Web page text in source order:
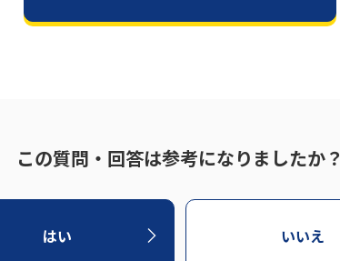
この質問・回答は参考になりましたか？
はい いいえ